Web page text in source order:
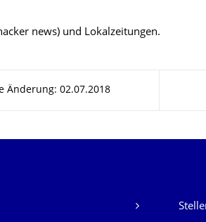
news) und Lokalzeitungen.
Änderung: 02.07.2018